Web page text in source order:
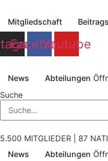
Inhalt
springen
Mitgliedschaft
Facebook
Youtube
News Abteilungen
Suche
5.500 MITGLIEDER | 87
News
Abteilungen